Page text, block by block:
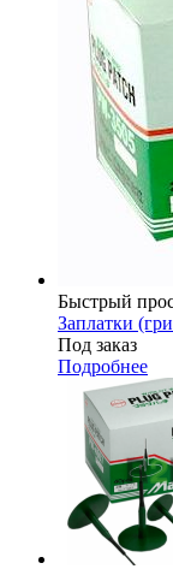
Быстрый
Заплатки
Под заказ
Подробнее